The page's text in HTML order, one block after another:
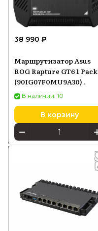
38 990 ₽
Маршрутизатор Asus
ROG Rapture GT6 1 Pack
(90IG07F0MU9A30)
черный
В наличии: 10
В корзину